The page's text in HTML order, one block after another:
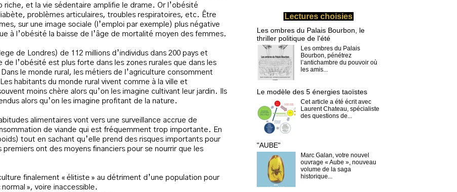
riche, et la vie sédentaire amplifie le drame. Or l’obésité
problèmes articulaires, troubles respiratoires, etc. Être
sur une image sociale (l’emploi par exemple) plus négative
à l’obésité la baisse de l’âge de mortalité moyen des femmes.
de Londres) de 112 millions d’individus dans 200 pays et
l’obésité est plus forte dans les zones rurales que dans les
le monde rural, les métiers de l’agriculture consomment
habitants du monde rural vivent comme à la ville et
moins chère alors qu’on les imagine cultivant leur jardin. Ils
alors qu’on les imagine profitant de la nature.
alimentaires vont vers une surveillance accrue de
de viande qui est fréquemment trop importante. En
tout en sachant qu’elle prend des risques importants pour
ont des moyens financiers pour se nourrir que les
finalement « élitiste » au détriment d’une population pour
», voire inaccessible.
Lectures choisies
Les ombres du Palais Bourbon, le
thriller politique de l'été
Les ombres du Palais
Bourbon, pénétrez
l’antichambre du pouvoir où
les amis...
Le modèle des 5 énergies taoïstes
Cet article a été écrit avec
Laurent Chateau, spécialiste
des questions de...
"AUBE"
Marc Galan, votre nouvel
ouvrage « Aube », nouveau
volume de la saga
historique...